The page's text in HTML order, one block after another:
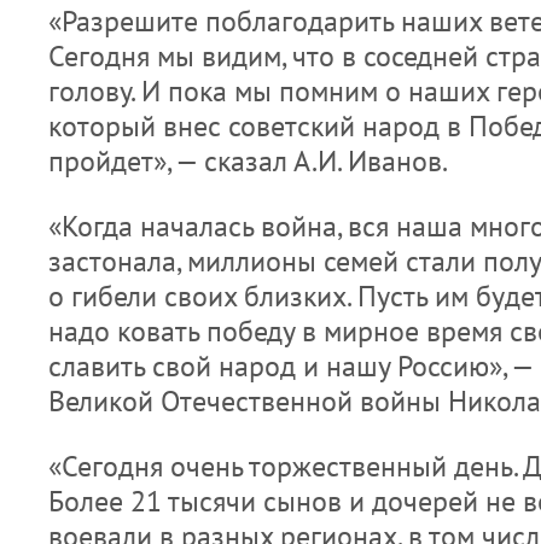
«Разрешите поблагодарить наших
Сегодня мы видим, что в соседней
голову. И пока мы помним о наших
который внес советский народ в
пройдет», — сказал А.И. Иванов.
«Когда началась война, вся наша
застонала, миллионы семей стали
о гибели своих близких. Пусть им
надо ковать победу в мирное время
славить свой народ и нашу Россию», —
Великой Отечественной войны
«Сегодня очень торжественный день.
Более 21 тысячи сынов и дочерей не
воевали в разных регионах, в том